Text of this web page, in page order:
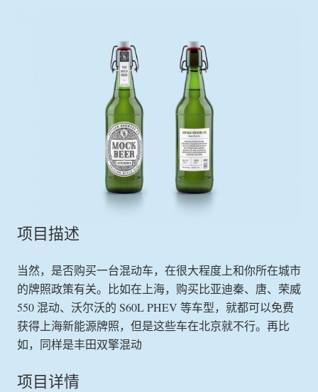
项目描述
当然，是否购买一台混动车，在很大程度上和你所在城市
的牌照政策有关。比如在上海，购买比亚迪秦、唐、荣威
550 混动、沃尔沃的 S60L PHEV 等车型，就都可以免费
获得上海新能源牌照，但是这些车在北京就不行。再比
如，同样是丰田双擎混动
项目详情